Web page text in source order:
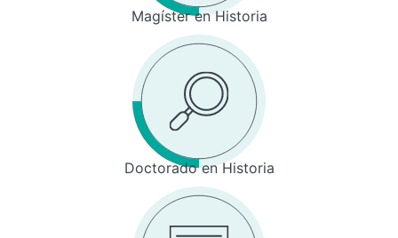
Magíster en Historia
Doctorado en Historia